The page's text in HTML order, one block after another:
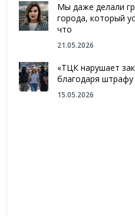
Мы даже делали
города, который
что
21.05.2026
«ТЦК нарушает
благодаря
15.05.2026